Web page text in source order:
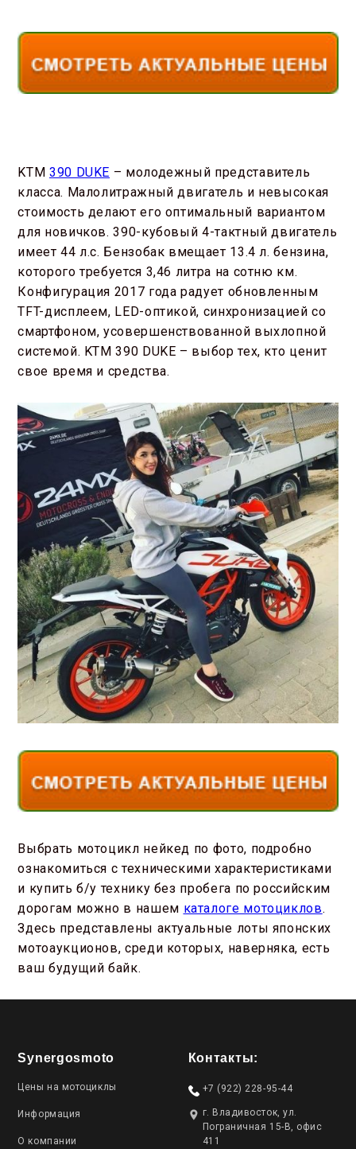
KTM 390 DUKE – молодежный представитель
класса. Малолитражный двигатель и невысокая
стоимость делают его оптимальный вариантом
для новичков. 390-кубовый 4-тактный двигатель
имеет 44 л.с. Бензобак вмещает 13.4 л. бензина,
которого требуется 3,46 литра на сотню км.
Конфигурация 2017 года радует обновленным
TFT-дисплеем, LED-оптикой, синхронизацией со
смартфоном, усовершенствованной выхлопной
системой. KTM 390 DUKE – выбор тех, кто ценит
свое время и средства.
Выбрать мотоцикл нейкед по фото, подробно
ознакомиться с техническими характеристиками
и купить б/у технику без пробега по российским
дорогам можно в нашем каталоге мотоциклов.
Здесь представлены актуальные лоты японских
мотоаукционов, среди которых, наверняка, есть
ваш будущий байк.
Synergosmoto
Цены на мотоциклы
Информация
О компании
Контакты:
+7 (922) 228-95-44
г. Владивосток, ул.
Пограничная 15-В, офис
411